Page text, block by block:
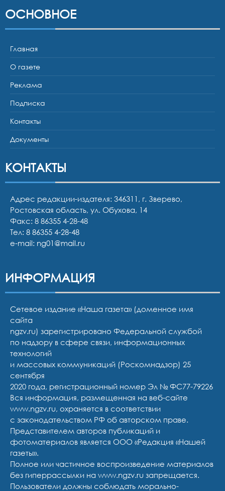
ОСНОВНОЕ
Главная
О газете
Реклама
Подписка
Контакты
Документы
КОНТАКТЫ
Адрес редакции-издателя: 346311, г. Зверево,
Ростовская область, ул. Обухова, 14
Факс: 8 86355 4-28-48
Тел: 8 86355 4-28-48
e-mail: ng01@mail.ru
ИНФОРМАЦИЯ
Сетевое издание «Наша газета» (доменное имя
сайта
ngzv.ru) зарегистрировано Федеральной службой
по надзору в сфере связи, информационных
технологий
и массовых коммуникаций (Роскомнадзор) 25
сентября
2020 года, регистрационный номер Эл № ФС77-79226
Вся информация, размещенная на веб-сайте
www.ngzv.ru, охраняется в соответствии
с законодательством РФ об авторском праве.
Представителем авторов публикаций и
фотоматериалов является ООО «Редакция «Нашей
газеты».
Полное или частичное воспроизведение материалов
без гиперрассылки на www.ngzv.ru запрещается.
Пользователи должны соблюдать морально-